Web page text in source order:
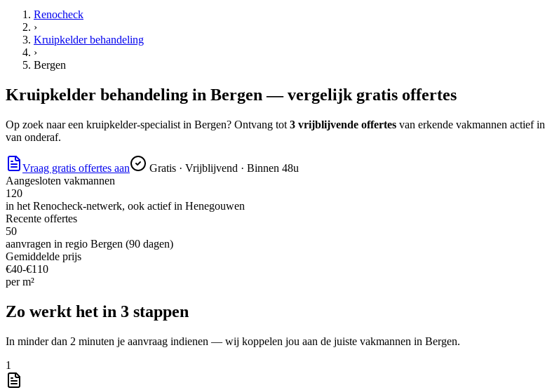
Renocheck
›
Kruipkelder behandeling
›
Bergen
Kruipkelder behandeling in Bergen — vergelijk gratis offertes
Op zoek naareen kruipkelder-specialist in Bergen? Ontvang tot 3 vrijblijvende offertes van erkende vakmannen actief in
van onderaf.
Vraag gratis offertes aan
Gratis · Vrijblijvend · Binnen 48u
Aangesloten vakmannen
120
in het Renocheck-netwerk, ook actief in Henegouwen
Recente offertes
50
aanvragen in regio Bergen (90 dagen)
Gemiddelde prijs
€40-€110
perm²
Zo werkt het in 3 stappen
In minder dan 2 minuten je aanvraag indienen — wij koppelen jou aan de juiste vakmannen in Bergen.
1